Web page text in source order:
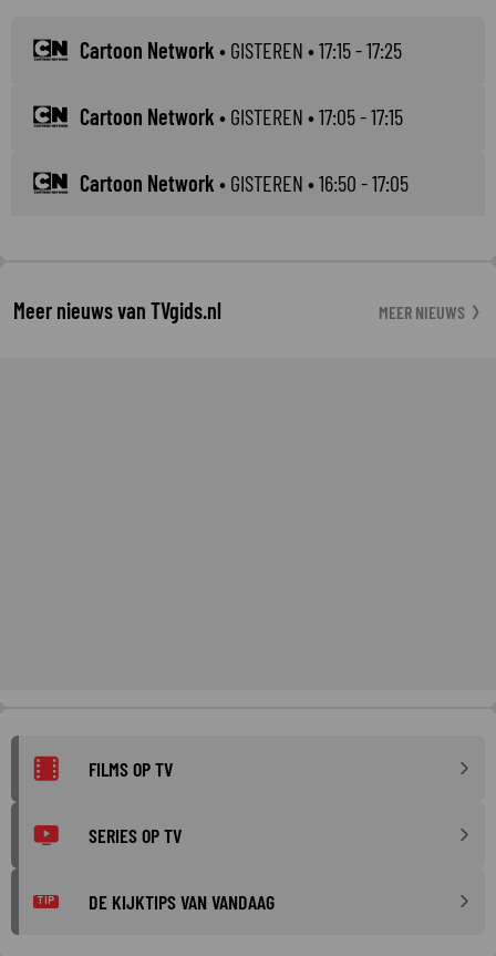
Cartoon Network • GISTEREN • 17:15 - 17:25
Cartoon Network • GISTEREN • 17:05 - 17:15
Cartoon Network • GISTEREN • 16:50 - 17:05
Meer nieuws van TVgids.nl MEER NIEUWS
FILMS OP TV
SERIES OP TV
TIP DE KIJKTIPS VAN VANDAAG